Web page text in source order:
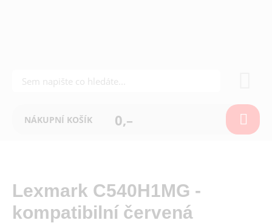
NÁKUPNÍ KOŠÍK 0,–
Lexmark C540H1MG -
kompatibilní červená